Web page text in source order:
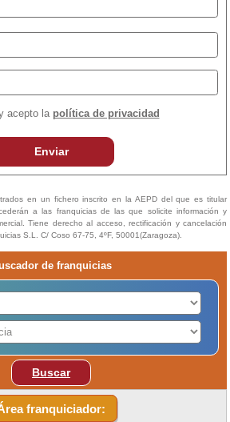
acepto la política de privacidad
Enviar
en un fichero inscrito en la AEPD del que es titular
a las franquicias de las que solicite información y
Tiene derecho al acceso, rectificación y cancelación
S.L. C/ Coso 67-75, 4ºF, 50001(Zaragoza).
de franquicias
Buscar
franquiciador: